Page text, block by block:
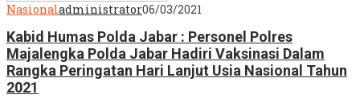
Nasionaladministrator06/03/2021
Kabid Humas Polda Jabar : Personel Polres
Majalengka Polda Jabar Hadiri Vaksinasi Dalam
Rangka Peringatan Hari Lanjut Usia Nasional Tahun
2021